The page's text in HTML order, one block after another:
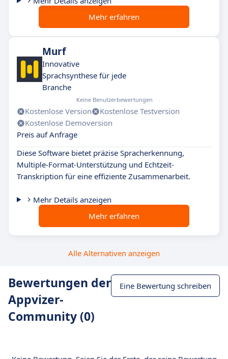
Mehr erfahren
Murf
Innovative
Sprachsynthese für jede
Branche
Keine Benutzerbewertungen
Kostenlose Version
Kostenlose Testversion
Kostenlose Demoversion
Preis auf Anfrage
Diese Software bietet präzise Spracherkennung,
Multiple-Format-Unterstützung und Echtzeit-
Transkription für eine effiziente Zusammenarbeit.
Mehr Details anzeigen
Mehr erfahren
Alle Alternativen anzeigen
Bewertungen der
Appvizer-
Community (0)
Eine Bewertung schreiben